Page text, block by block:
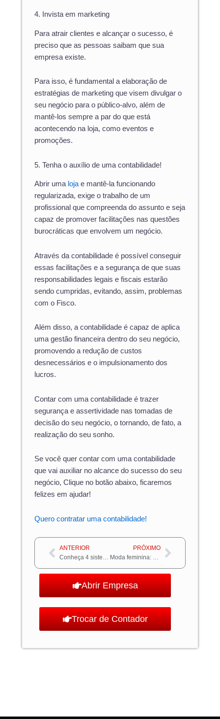
4. Invista em marketing
Para atrair clientes e alcançar o sucesso, é
preciso que as pessoas saibam que sua
empresa existe.
Para isso, é fundamental a elaboração de
estratégias de marketing que visem divulgar o
seu negócio para o público-alvo, além de
mantê-los sempre a par do que está
acontecendo na loja, como eventos e
promoções.
5. Tenha o auxílio de uma contabilidade!
Abrir uma loja e mantê-la funcionando
regularizada, exige o trabalho de um
profissional que compreenda do assunto e seja
capaz de promover facilitações nas questões
burocráticas que envolvem um negócio.
Através da contabilidade é possível conseguir
essas facilitações e a segurança de que suas
responsabilidades legais e fiscais estarão
sendo cumpridas, evitando, assim, problemas
com o Fisco.
Além disso, a contabilidade é capaz de aplica
uma gestão financeira dentro do seu negócio,
promovendo a redução de custos
desnecessários e o impulsionamento dos
lucros.
Contar com uma contabilidade é trazer
segurança e assertividade nas tomadas de
decisão do seu negócio, o tornando, de fato, a
realização do seu sonho.
Se você quer contar com uma contabilidade
que vai auxiliar no alcance do sucesso do seu
negócio, Clique no botão abaixo, ficaremos
felizes em ajudar!
Quero contratar uma contabilidade!
Anterior
ANTERIOR
Conheça 4 sistemas para gerenciar sua loja de roupas!
PRÓXIMO
Moda feminina: entenda como cada vez mais o público masculino a tem consumido Próximo
Abrir Empresa
Trocar de Contador